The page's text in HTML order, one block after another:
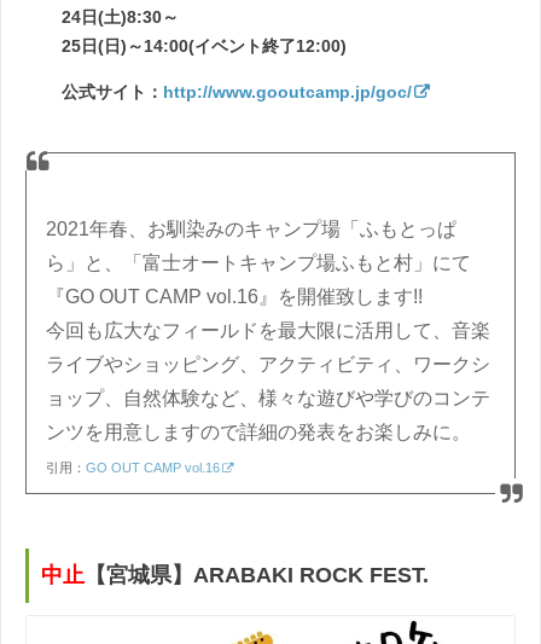
24日(土)8:30～
25日(日)～14:00(イベント終了12:00)
公式サイト： http://www.gooutcamp.jp/goc/
2021年春、お馴染みのキャンプ場「ふもとっぱ
ら」と、「富士オートキャンプ場ふもと村」にて
『GO OUT CAMP vol.16』を開催致します!!
今回も広大なフィールドを最大限に活用して、音楽
ライブやショッピング、アクティビティ、ワークシ
ョップ、自然体験など、様々な遊びや学びのコンテ
ンツを用意しますので詳細の発表をお楽しみに。
引用：GO OUT CAMP vol.16
中止 【宮城県】ARABAKI ROCK FEST.